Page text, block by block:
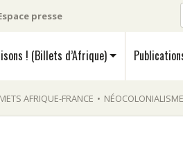
presse
! (Billets d’Afrique)
AFRIQUE-FRANCE • NÉOCOLONIALISME